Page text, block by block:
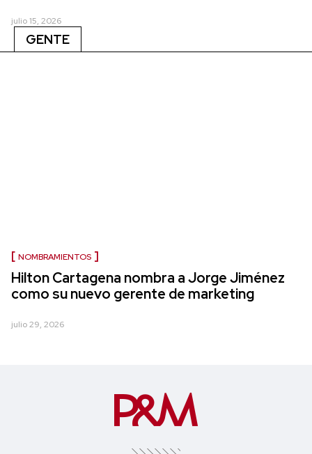
julio 15, 2026
GENTE
NOMBRAMIENTOS
Hilton Cartagena nombra a Jorge Jiménez
como su nuevo gerente de marketing
julio 29, 2026